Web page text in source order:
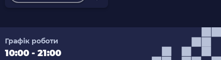
Графік роботи
10:00 - 21:00